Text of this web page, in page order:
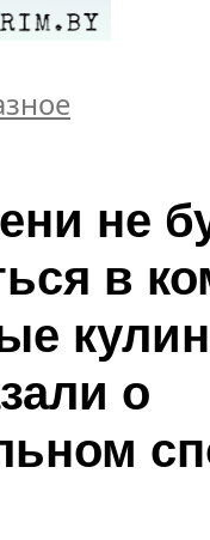
не
в
о